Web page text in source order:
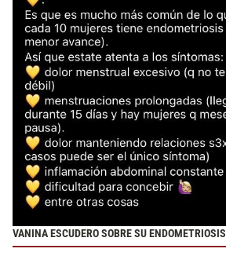
VANINA ESCUDERO SOBRE SU ENDOMETRIOSIS